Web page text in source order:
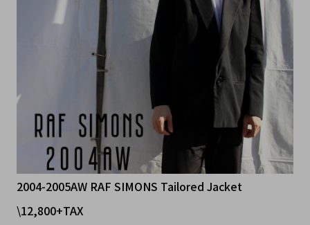
2004-2005AW RAF SIMONS Tailored Jacket
\12,800+TAX